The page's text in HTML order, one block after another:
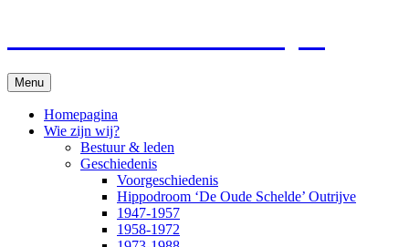
Menu Spring
naar
inhoud
Homepagina
Wie zijn wij?
Bestuur & leden
Geschiedenis
Voorgeschiedenis
Hippodroom ‘De Oude Schelde’ Outrijve
1947-1957
1958-1972